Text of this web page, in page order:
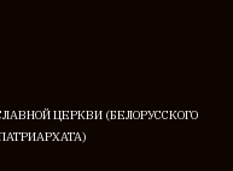
ЦЕРКВИ (БЕЛОРУССКОГО